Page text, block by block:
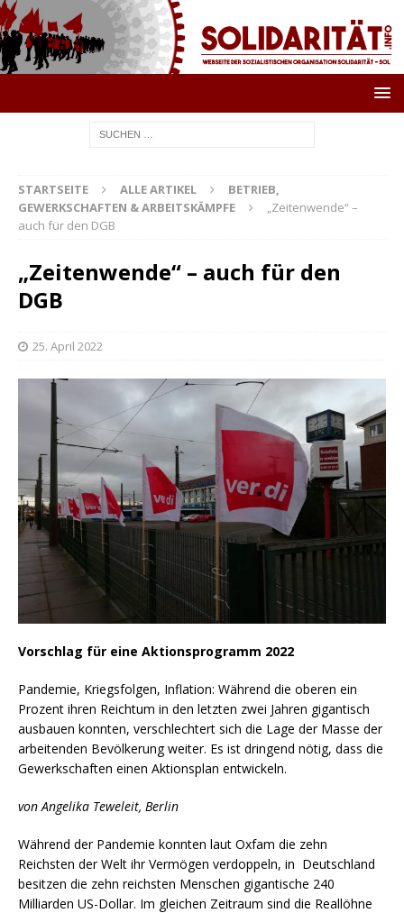
STARTSEITE ALLE ARTIKEL
BETRIEB,
GEWERKSCHAFTEN & ARBEITSKÄMPFE
„Zeitenwende“ –
auch für den DGB
„Zeitenwende“ – auch für den
DGB
25. April 2022
Vorschlag für eine Aktionsprogramm 2022
Pandemie, Kriegsfolgen, Inflation: Während die oberen ein
Prozent ihren Reichtum in den letzten zwei Jahren gigantisch
ausbauen konnten, verschlechtert sich die Lage der Masse der
arbeitenden Bevölkerung weiter. Es ist dringend nötig, dass die
Gewerkschaften einen Aktionsplan entwickeln.
von Angelika Teweleit, Berlin
Während der Pandemie konnten laut Oxfam die zehn
Reichsten der Welt ihr Vermögen verdoppeln, in Deutschland
besitzen die zehn reichsten Menschen gigantische 240
Milliarden US-Dollar. Im gleichen Zeitraum sind die Reallöhne